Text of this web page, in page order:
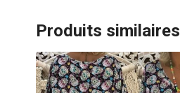
Produits similaires